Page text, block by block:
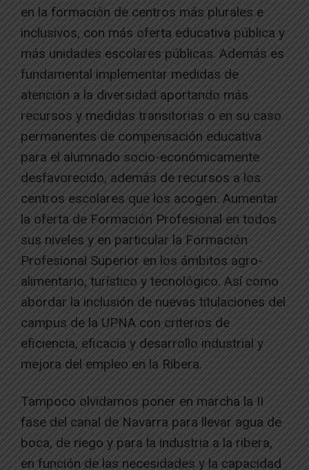
en la formación de centros más plurales e
inclusivos, con más oferta educativa pública y
más unidades escolares públicas. Además es
fundamental implementar medidas de
atención a la diversidad aportando más
recursos y medidas transitorias o en su caso
permanentes de compensación educativa
para el alumnado socio-económicamente
desfavorecido, además de recursos a los
centros escolares que los acogen. Aumentar
la oferta de Formación Profesional en todos
sus niveles y en particular la Formación
Profesional Superior en los ámbitos agro-
alimentario, turístico y tecnológico. Así como
abordar la inclusión de nuevas titulaciones del
campus de la UPNA con criterios de
eficiencia, eficacia y desarrollo industrial y
mejora del empleo en la Ribera.
Tampoco olvidamos poner en marcha la II
fase del canal de Navarra para llevar agua de
boca, de riego y para la industria a la ribera,
en función de las necesidades y la capacidad